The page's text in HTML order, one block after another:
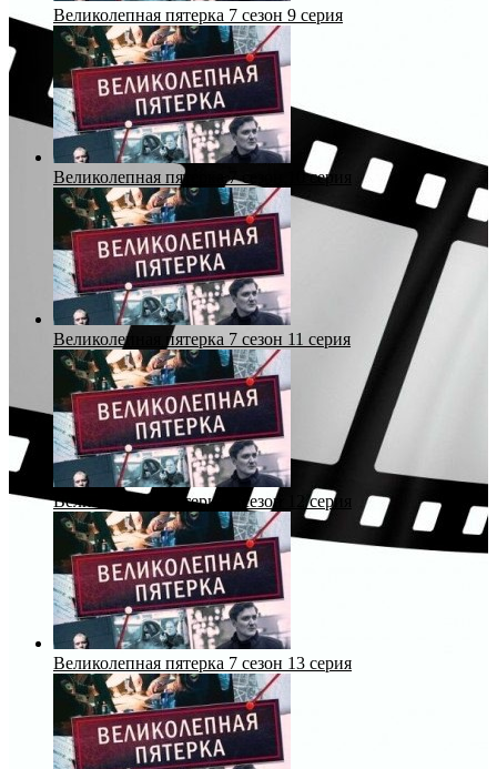
Великолепная пятерка 7 сезон 9 серия
Великолепная пятерка 7 сезон 10 серия
Великолепная пятерка 7 сезон 11 серия
Великолепная пятерка 7 сезон 12 серия
Великолепная пятерка 7 сезон 13 серия